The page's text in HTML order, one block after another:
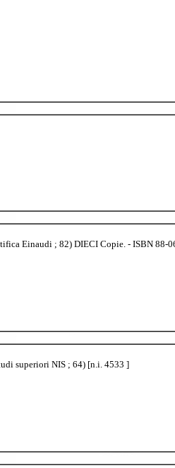
Einaudi ; 82) DIECI Copie. - ISBN 88-
superiori NIS ; 64) [n.i. 4533 ]